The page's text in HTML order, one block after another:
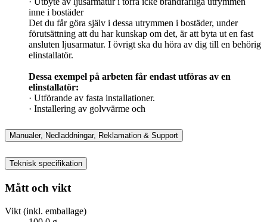
inne i bostäder
Det du får göra själv i dessa utrymmen i bostäder, under
förutsättning att du har kunskap om det, är att byta ut en fast
ansluten ljusarmatur. I övrigt ska du höra av dig till en behörig
elinstallatör.
Dessa exempel på arbeten får endast utföras av en
elinstallatör:
· Utförande av fasta installationer.
· Installering av golvvärme och
Manualer, Nedladdningar, Reklamation & Support
Teknisk specifikation
Mått och vikt
Vikt (inkl. emballage)